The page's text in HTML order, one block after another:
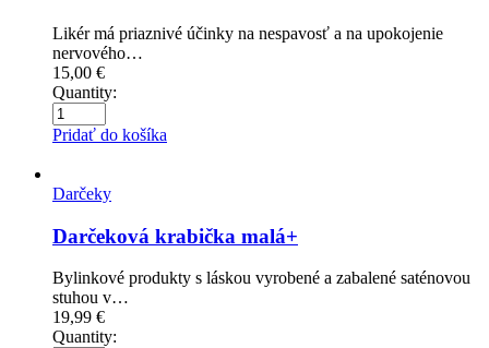
Likér má priaznivé účinky na nespavosť a na upokojenie
nervového…
15,00 €
Quantity:
Pridať do košíka
Darčeky
Darčeková krabička malá+
Bylinkové produkty s láskou vyrobené a zabalené saténovou
stuhou v…
19,99 €
Quantity: